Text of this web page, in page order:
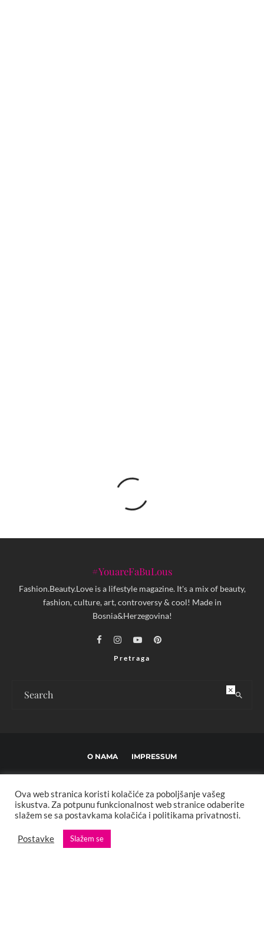
#YouareFaBuLous
Fashion.Beauty.Love is a lifestyle magazine. It's a mix of beauty,
fashion, culture, art, controversy & cool! Made in
Bosnia&Herzegovina!
Pretraga
O NAMA IMPRESSUM
POLITIKA PRIVATNOSTI MARKETING KONTAKT
Copyright © 2013 - 2025 FBL creative. Sva prava zadržana. Developed by:
XStreamThemes
Ova web stranica koristi kolačiće za poboljšanje vašeg
iskustva. Za potpunu funkcionalnost web stranice odaberite
slažem se sa postavkama kolačića i politikama privatnosti.
Postavke Slažem se
×